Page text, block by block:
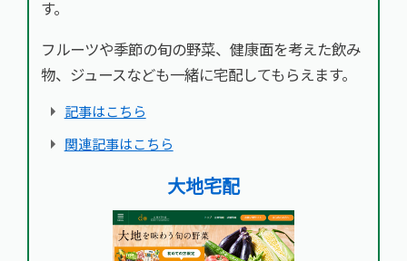
す。
フルーツや季節の旬の野菜、健康面を考えた飲み
物、ジュースなども一緒に宅配してもらえます。
記事はこちら
関連記事はこちら
大地宅配